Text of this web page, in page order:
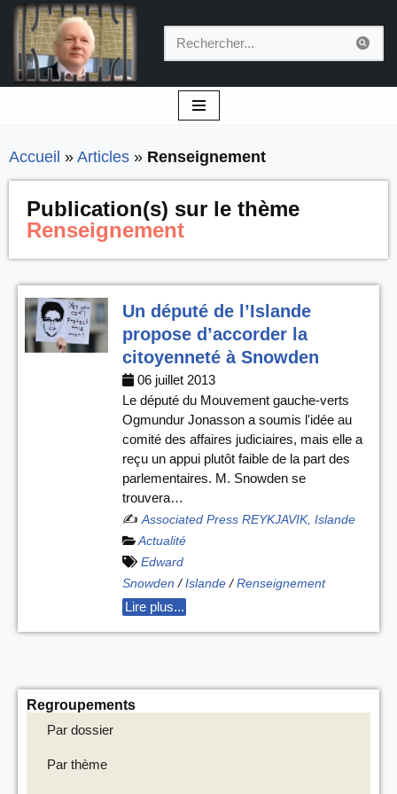
Aller
au
contenu
Accueil » Articles » Renseignement
Publication(s) sur le thème
Renseignement
Un député de l’Islande
propose d’accorder la
citoyenneté à Snowden
06 juillet 2013
Le député du Mouvement gauche-verts
Ogmundur Jonasson a soumis l'idée au
comité des affaires judiciaires, mais elle a
reçu un appui plutôt faible de la part des
parlementaires. M. Snowden se
trouvera…
✍️ Associated Press REYKJAVIK, Islande
Actualité
Edward
Snowden / Islande / Renseignement
Lire plus...
Regroupements
Par dossier
Par thème